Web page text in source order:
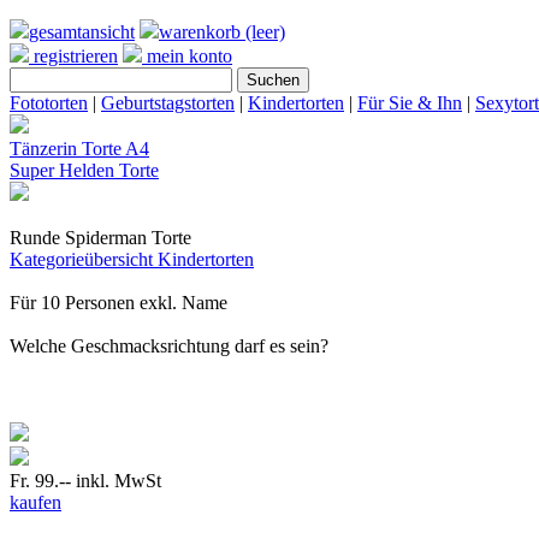
gesamtansicht
warenkorb (leer)
registrieren
mein konto
Fototorten | Geburtstagstorten | Kindertorten | Für Sie & Ihn |
Tänzerin Torte A4
Super Helden Torte
Runde Spiderman Torte
Kategorieübersicht Kindertorten
Für 10 Personen exkl. Name
Welche Geschmacksrichtung darf es sein?
Fr. 99.-- inkl. MwSt
kaufen